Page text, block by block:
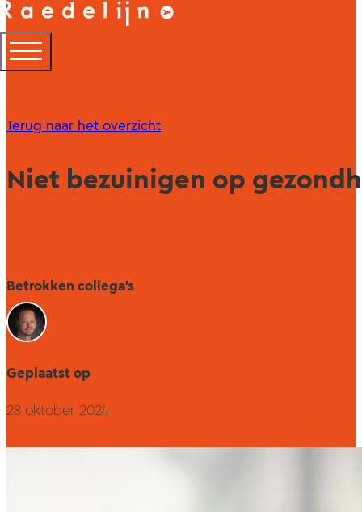
Terug naar het overzicht
Niet bezuinigen op
Betrokken collega's
Geplaatst op
28 oktober 2024